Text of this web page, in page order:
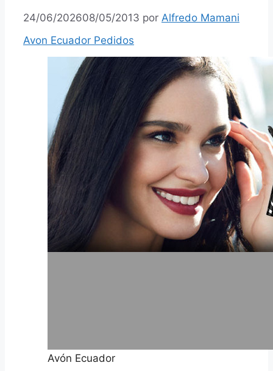
24/06/202608/05/2013 por Alfredo Mamani
Avon Ecuador Pedidos
Avón Ecuador